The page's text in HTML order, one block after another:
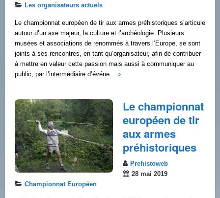
Les organisateurs actuels
Le championnat européen de tir aux armes préhistoriques s’articule
autour d’un axe majeur, la culture et l’archéologie. Plusieurs
musées et associations de renommés à travers l’Europe, se sont
joints à ses rencontres, en tant qu’organisateur, afin de contribuer
à mettre en valeur cette passion mais aussi à communiquer au
public, par l’intermédiaire d’événe... »
Le championnat
européen de tir
aux armes
préhistoriques
Prehistoweb
28 mai 2019
Championnat Européen